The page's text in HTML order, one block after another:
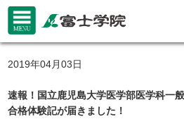
2019年04月03日
速報！国立鹿児島大学医学部医学科一
合格体験記が届きました！